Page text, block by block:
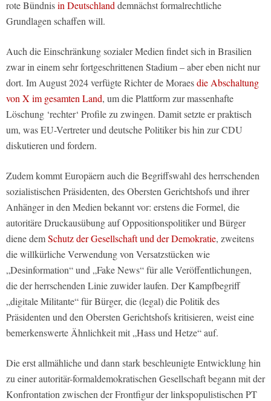
rote Bündnisin Deutschland demnächst formalrechtliche
Grundlagen schaffen will.
Auch die Einschränkung sozialer Medien findet sich in Brasilien
zwar in einem sehr fortgeschrittenen Stadium – aber eben nicht nur
dort. Im August 2024 verfügte Richter de Moraesdie Abschaltung
von X im gesamten Land, um die Plattform zur massenhafte
Löschung ‘rechter‘ Profile zu zwingen. Damit setzte er praktisch
um, was EU-Vertreter und deutsche Politiker bis hin zur CDU
diskutieren und fordern.
Zudem kommt Europäern auch die Begriffswahl des herrschenden
sozialistischen Präsidenten, des Obersten Gerichtshofs und ihrer
Anhänger in den Medien bekannt vor: erstens die Formel, die
autoritäre Druckausübung auf Oppositionspolitiker und Bürger
diene demSchutz der Gesellschaft und der Demokratie, zweitens
die willkürliche Verwendung von Versatzstücken wie
„Desinformation“ und „Fake News“ für alle Veröffentlichungen,
die der herrschenden Linie zuwider laufen. Der Kampfbegriff
„digitale Militante“ für Bürger, die (legal) die Politik des
Präsidenten und den Obersten Gerichtshofs kritisieren, weist eine
bemerkenswerte Ähnlichkeit mit „Hass und Hetze“ auf.
Die erst allmähliche und dann stark beschleunigte Entwicklung hin
zu einer autoritär-formaldemokratischen Gesellschaft begann mit der
Konfrontation zwischen der Frontfigur der linkspopulistischen PT